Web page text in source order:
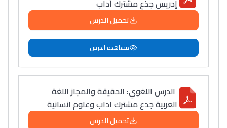
Lycée Maroc
إدريس جذع مشترك آداب
تحميل الدرس
مشاهدة الدرس
الدرس اللغوي: الحقیقة والمجاز اللغة
العربية جدع مشترك اداب وعلوم انسانية
تحميل الدرس